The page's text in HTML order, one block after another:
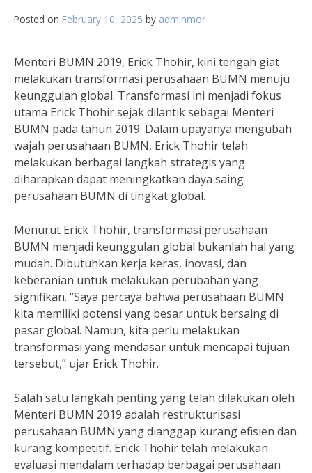
Posted on February 10, 2025 by adminmor
Menteri BUMN 2019, Erick Thohir, kini tengah giat
melakukan transformasi perusahaan BUMN menuju
keunggulan global. Transformasi ini menjadi fokus
utama Erick Thohir sejak dilantik sebagai Menteri
BUMN pada tahun 2019. Dalam upayanya mengubah
wajah perusahaan BUMN, Erick Thohir telah
melakukan berbagai langkah strategis yang
diharapkan dapat meningkatkan daya saing
perusahaan BUMN di tingkat global.
Menurut Erick Thohir, transformasi perusahaan
BUMN menjadi keunggulan global bukanlah hal yang
mudah. Dibutuhkan kerja keras, inovasi, dan
keberanian untuk melakukan perubahan yang
signifikan. “Saya percaya bahwa perusahaan BUMN
kita memiliki potensi yang besar untuk bersaing di
pasar global. Namun, kita perlu melakukan
transformasi yang mendasar untuk mencapai tujuan
tersebut,” ujar Erick Thohir.
Salah satu langkah penting yang telah dilakukan oleh
Menteri BUMN 2019 adalah restrukturisasi
perusahaan BUMN yang dianggap kurang efisien dan
kurang kompetitif. Erick Thohir telah melakukan
evaluasi mendalam terhadap berbagai perusahaan